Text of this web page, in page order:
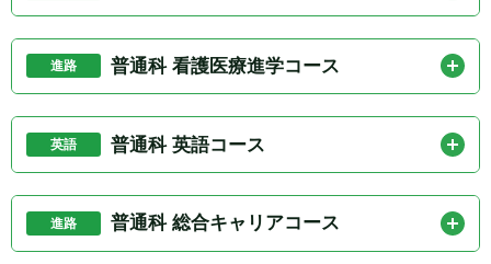
徒に向いているコースです。英語・国語・数学の基礎
力に加えて、応用問題にも対応できる学習習慣を身に
つけておきましょう。
進路 普通科 看護医療進学コース
考えている生徒に向いています。入試では3科目の基礎
学力を固めるとともに、「なぜ看護・医療分野に興味
があるのか」を言葉にできるようにしておくことが大
切です。
英語 普通科 英語コース
います。入試対策では、英文法、語彙、長文読解を中
心に、毎日英語に触れる習慣を作りましょう。本校に
進路 普通科 総合キャリアコース